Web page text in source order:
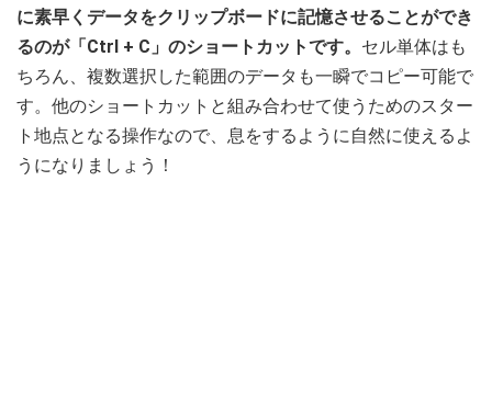
に素早くデータをクリップボードに記憶させることができ
るのが「Ctrl + C」のショートカットです。 セル単体はも
ちろん、複数選択した範囲のデータも一瞬でコピー可能で
す。他のショートカットと組み合わせて使うためのスター
ト地点となる操作なので、息をするように自然に使えるよ
うになりましょう！